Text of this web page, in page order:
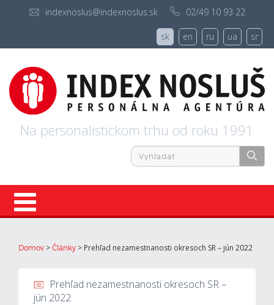
indexnoslus@indexnoslus.sk 02/49 10 93 22
sk en ru ua sr
Na personalistickom trhu od roku 1991
Domov > Články > Prehľad nezamestnanosti okresoch SR – jún 2022
Prehľad nezamestnanosti okresoch SR –
jún 2022